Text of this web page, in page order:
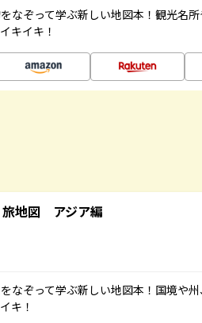
なぞって学ぶ新しい地図本！観光名
キイキ！
地図 アジア編
なぞって学ぶ新しい地図本！国境や
キ！